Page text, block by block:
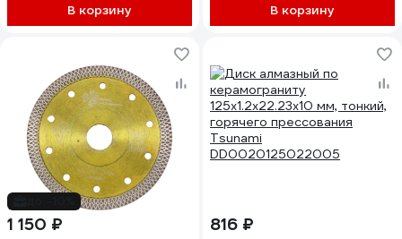
В корзину В корзину
1 150 ₽ 816 ₽